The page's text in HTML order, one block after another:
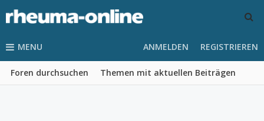
MENU
Foren durchsuchen Themen mit aktuellen Beiträgen
ANMELDEN REGISTRIEREN